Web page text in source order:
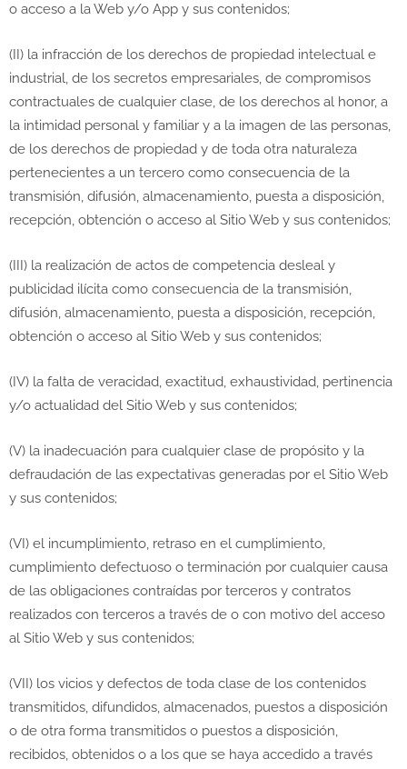
o acceso a la Web y/o App y sus contenidos;
(II) la infracción de los derechos de propiedad intelectual e
industrial, de los secretos empresariales, de compromisos
contractuales de cualquier clase, de los derechos al honor, a
la intimidad personal y familiar y a la imagen de las personas,
de los derechos de propiedad y de toda otra naturaleza
pertenecientes a un tercero como consecuencia de la
transmisión, difusión, almacenamiento, puesta a disposición,
recepción, obtención o acceso al Sitio Web y sus contenidos;
(III) la realización de actos de competencia desleal y
publicidad ilícita como consecuencia de la transmisión,
difusión, almacenamiento, puesta a disposición, recepción,
obtención o acceso al Sitio Web y sus contenidos;
(IV) la falta de veracidad, exactitud, exhaustividad, pertinencia
y/o actualidad del Sitio Web y sus contenidos;
(V) la inadecuación para cualquier clase de propósito y la
defraudación de las expectativas generadas por el Sitio Web
y sus contenidos;
(VI) el incumplimiento, retraso en el cumplimiento,
cumplimiento defectuoso o terminación por cualquier causa
de las obligaciones contraídas por terceros y contratos
realizados con terceros a través de o con motivo del acceso
al Sitio Web y sus contenidos;
(VII) los vicios y defectos de toda clase de los contenidos
transmitidos, difundidos, almacenados, puestos a disposición
o de otra forma transmitidos o puestos a disposición,
recibidos, obtenidos o a los que se haya accedido a través